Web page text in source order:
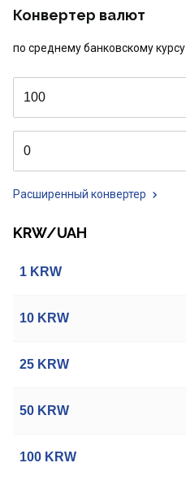
Конвертер валют
по среднему банковскому курсу
Расширенный конвертер
KRW/UAH
1 KRW
10 KRW
25 KRW
50 KRW
100 KRW